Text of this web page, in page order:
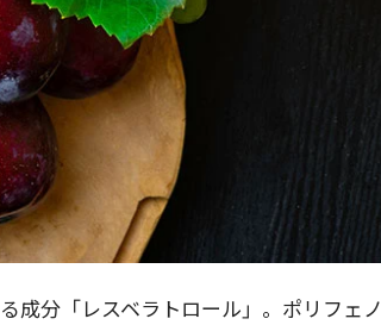
成分「レスベラトロール」。ポリフェノ